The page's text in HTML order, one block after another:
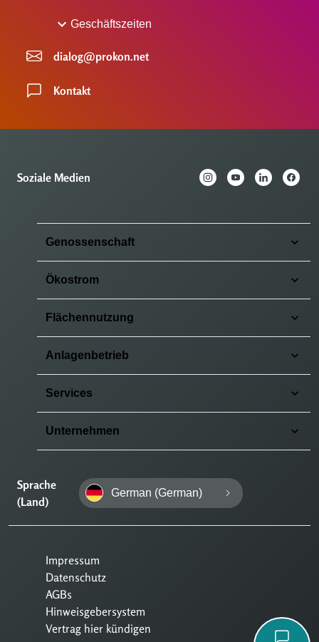
Geschäftszeiten
dialog@prokon.net
Kontakt
Soziale Medien
Genossenschaft
Ökostrom
Flächennutzung
Anlagenbetrieb
Services
Unternehmen
Sprache
(Land)
German (German)
Impressum
Datenschutz
AGBs
Hinweisgebersystem
Vertrag hier kündigen